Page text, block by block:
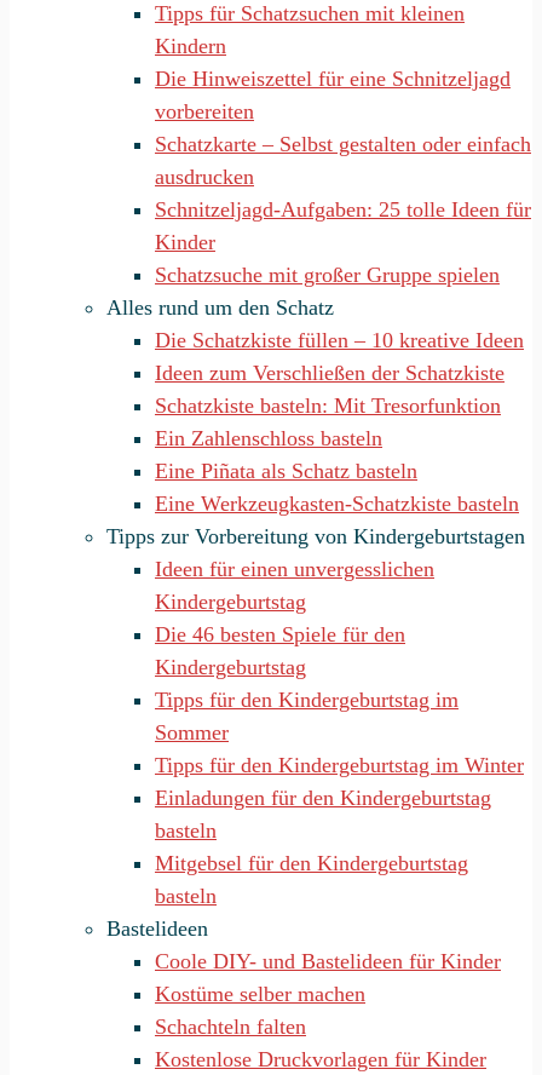
Tipps für Schatzsuchen mit kleinen
Kindern
Die Hinweiszettel für eine Schnitzeljagd
vorbereiten
Schatzkarte – Selbst gestalten oder einfach
ausdrucken
Schnitzeljagd-Aufgaben: 25 tolle Ideen für
Kinder
Schatzsuche mit großer Gruppe spielen
Alles rund um den Schatz
Die Schatzkiste füllen – 10 kreative Ideen
Ideen zum Verschließen der Schatzkiste
Schatzkiste basteln: Mit Tresorfunktion
Ein Zahlenschloss basteln
Eine Piñata als Schatz basteln
Eine Werkzeugkasten-Schatzkiste basteln
Tipps zur Vorbereitung von Kindergeburtstagen
Ideen für einen unvergesslichen
Kindergeburtstag
Die 46 besten Spiele für den
Kindergeburtstag
Tipps für den Kindergeburtstag im
Sommer
Tipps für den Kindergeburtstag im Winter
Einladungen für den Kindergeburtstag
basteln
Mitgebsel für den Kindergeburtstag
basteln
Bastelideen
Coole DIY- und Bastelideen für Kinder
Kostüme selber machen
Schachteln falten
Kostenlose Druckvorlagen für Kinder